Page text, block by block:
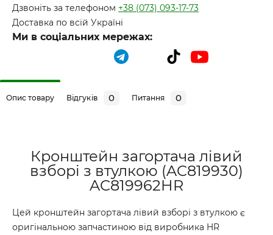
Дзвоніть за телефоном +38 (073) 093-17-73
Доставка по всій Україні
Ми в соціальних мережах:
Опис товару Відгуків 0 Питання 0
Кронштейн загортача лівий
взборі з втулкою (AC819930)
AC819962HR
Цей кронштейн загортача лівий взборі з втулкою є
оригінальною запчастиною від виробника HR